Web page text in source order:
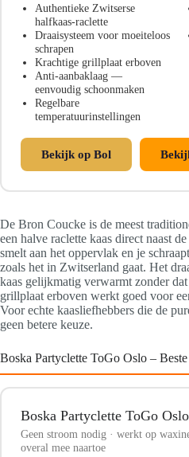
Authentieke Zwitserse
halfkaas-raclette
Draaisysteem voor moeiteloos
schrapen
Krachtige grillplaat erboven
Anti-aanbaklaag —
eenvoudig schoonmaken
Regelbare
temperatuurinstellingen
Bekijk op Bol
De Bron Coucke is de meest
een halve raclette kaas direct naast
smelt aan het oppervlak en je
zoals het in Zwitserland gaat. Het
kaas gelijkmatig verwarmt zonder
grillplaat erboven werkt goed voor
Voor echte kaasliefhebbers die de
geen betere keuze.
Boska Partyclette ToGo Oslo –
Boska Partyclette ToGo Oslo
Geen stroom nodig · werkt op
overal mee naartoe